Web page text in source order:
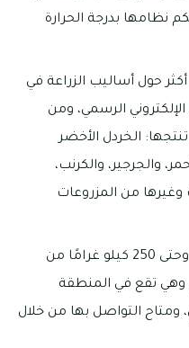
نظامها بدرجة الحرارة
حول أساليب الزراعة في
الرسمي، ومن
تنتجها: الخردل الأخضر
والجرجير، والكرنب،
وغيرها من المزروعات
يصل إنتاج مزارع بادية إلى 200 وحتى 250 كيلو غرامًا من
وهي تقع في المنطقة
دبي، ومتاح التواصل بها من خلال